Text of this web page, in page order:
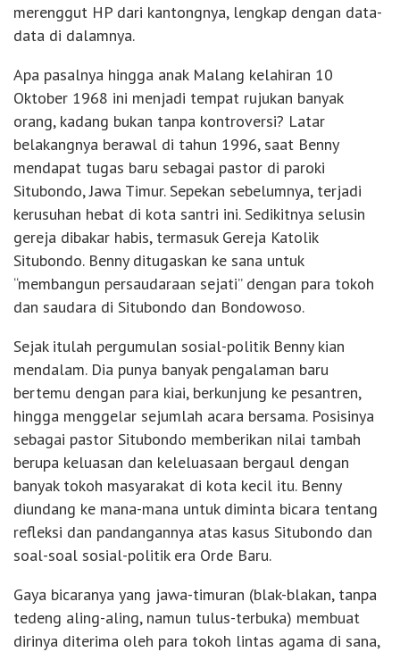
merenggut HP dari kantongnya, lengkap dengan data-
data di dalamnya.
Apa pasalnya hingga anak Malang kelahiran 10
Oktober 1968 ini menjadi tempat rujukan banyak
orang, kadang bukan tanpa kontroversi? Latar
belakangnya berawal di tahun 1996, saat Benny
mendapat tugas baru sebagai pastor di paroki
Situbondo, Jawa Timur. Sepekan sebelumnya, terjadi
kerusuhan hebat di kota santri ini. Sedikitnya selusin
gereja dibakar habis, termasuk Gereja Katolik
Situbondo. Benny ditugaskan ke sana untuk
“membangun persaudaraan sejati” dengan para tokoh
dan saudara di Situbondo dan Bondowoso.
Sejak itulah pergumulan sosial-politik Benny kian
mendalam. Dia punya banyak pengalaman baru
bertemu dengan para kiai, berkunjung ke pesantren,
hingga menggelar sejumlah acara bersama. Posisinya
sebagai pastor Situbondo memberikan nilai tambah
berupa keluasan dan keleluasaan bergaul dengan
banyak tokoh masyarakat di kota kecil itu. Benny
diundang ke mana-mana untuk diminta bicara tentang
refleksi dan pandangannya atas kasus Situbondo dan
soal-soal sosial-politik era Orde Baru.
Gaya bicaranya yang jawa-timuran (blak-blakan, tanpa
tedeng aling-aling, namun tulus-terbuka) membuat
dirinya diterima oleh para tokoh lintas agama di sana,